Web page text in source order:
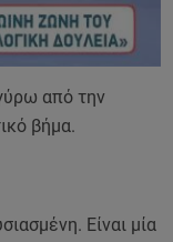
από την
βήμα.
Είναι μία